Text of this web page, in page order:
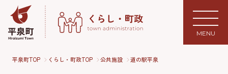
MENU
平泉町TOP くらし・町政TOP 公共施設 道の駅平泉